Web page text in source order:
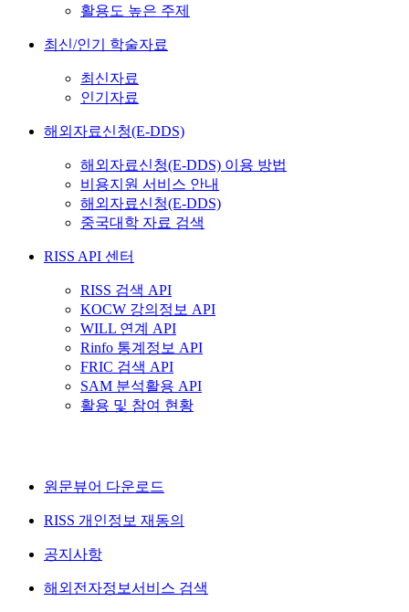
활용도 높은 주제
최신/인기 학술자료
최신자료
인기자료
해외자료신청(E-DDS)
해외자료신청(E-DDS) 이용 방법
비용지원 서비스 안내
해외자료신청(E-DDS)
중국대학 자료 검색
RISS API 센터
RISS 검색 API
KOCW 강의정보 API
WILL 연계 API
Rinfo 통계정보 API
FRIC 검색 API
SAM 분석활용 API
활용 및 참여 현황
원문뷰어 다운로드
RISS 개인정보 재동의
공지사항
해외전자정보서비스 검색